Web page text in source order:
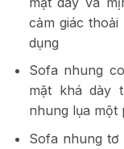
cảm giác
dụng
Sofa nhung
mặt khá dày
nhung lụa một
Sofa nhung tơ